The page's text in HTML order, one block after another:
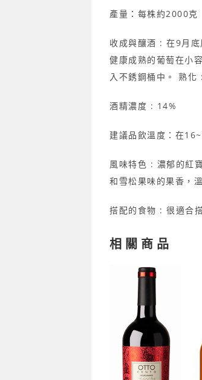
產量：每株約2000克
收成與釀酒 : 在9月底
健康成熟的葡萄在小
入不銹鋼桶中。 熟化
酒精濃度 : 14%
建議品飲溫度：在
風味特色 : 濃郁的紅
和雪松果味的果香，
搭配的食物 : 很適合
相關商品